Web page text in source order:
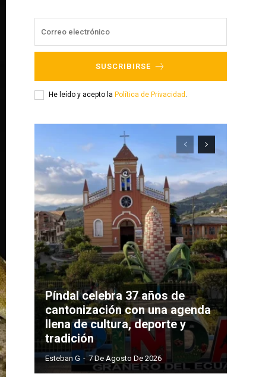
SUSCRIBIRSE
He leído y acepto la Política de Privacidad .
Píndal celebra 37 años de
cantonización con una agenda
llena de cultura, deporte y
tradición
Esteban G - 7 De Agosto De 2026